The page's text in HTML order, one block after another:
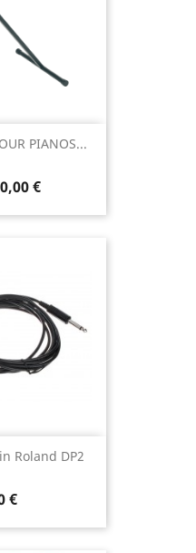
PIANOS...
€
Roland DP2
€